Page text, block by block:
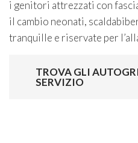
i genitori attrezzati con
il cambio neonati,
tranquille e riservate per
TROVA GLI
SERVIZIO